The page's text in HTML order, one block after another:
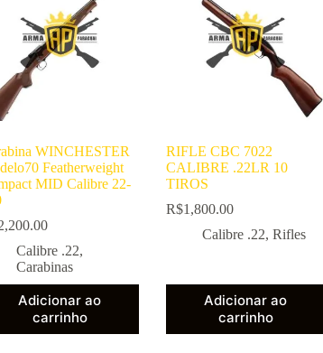
WINCHESTER
Featherweight
MID Calibre 22-
Calibre .22,
Carabinas
Adicionar ao
carrinho
RIFLE CBC 7022
CALIBRE .22LR 10
TIROS
R$1,800.00
Calibre .22,Rifles
Adicionar ao
carrinho